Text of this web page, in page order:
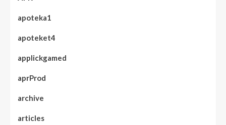
apoteka1
apoteket4
applickgamed
aprProd
archive
articles